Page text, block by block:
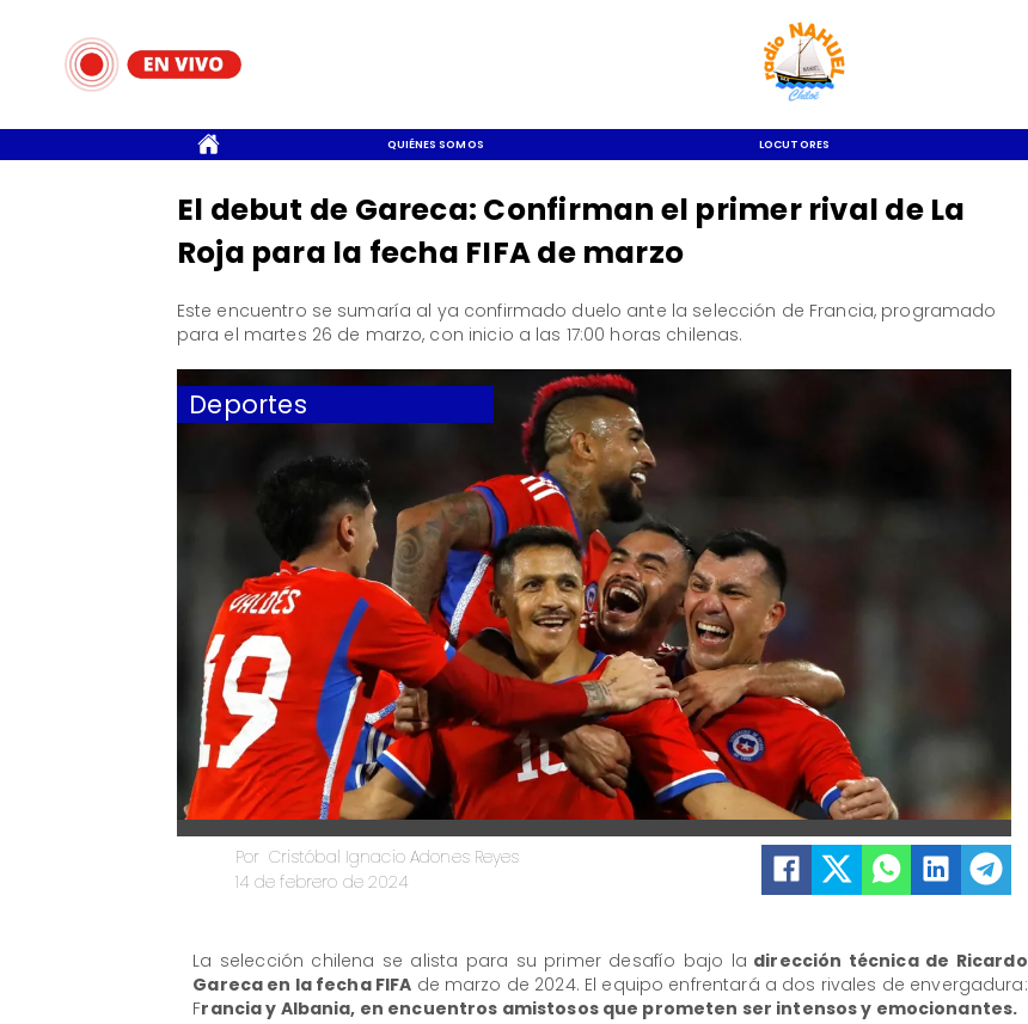
QUIÉNES SOMOS LOCUTORES
Deportes
Cristóbal Ignacio Adones Reyes
Por
14 de febrero de 2024
El debut de Gareca: Confirman el primer rival de La
Roja para la fecha FIFA de marzo
​Este encuentro se sumaría al ya confirmado duelo ante la selección de Francia, programado
para el martes 26 de marzo, con inicio a las 17:00 horas chilenas.
​La selección chilena se alista para su primer desafío bajo la dirección técnica de Ricardo
Gareca en la fecha FIFA de marzo de 2024. El equipo enfrentará a dos rivales de envergadura:
Francia y Albania, en encuentros amistosos que prometen ser intensos y emocionantes.